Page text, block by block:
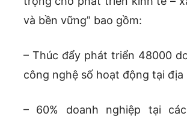
và bền vững” bao gồm:
– Thúc đẩy phát triển 48000
công nghệ số hoạt động tại địa
– 60% doanh nghiệp tại